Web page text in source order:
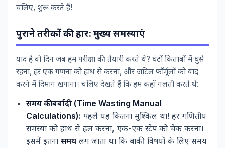
चलिए, शुरू करते हैं!
पुराने तरीकों की हार: मुख्य समस्याएं
याद है वो दिन जब हम परीक्षा की तैयारी करते थे? घंटों किताबों में घुसे
रहना, हर एक गणना को हाथ से करना, और जटिल फॉर्मूलों को याद
करने में दिमाग खपाना। चलिए देखते हैं कि हम कहाँ गलती करते थे:
समय की बर्बादी (Time Wasting Manual
Calculations): पहले यह कितना मुश्किल था! हर गणितीय
समस्या को हाथ से हल करना, एक-एक स्टेप को चेक करना।
इसमें इतना समय लग जाता था कि बाकी विषयों के लिए समय